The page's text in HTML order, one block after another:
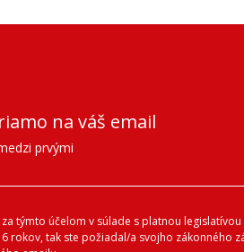
na váš email
prvými
týmto účelom v súlade s platnou legislatívou
rokov, tak ste požiadal/a svojho